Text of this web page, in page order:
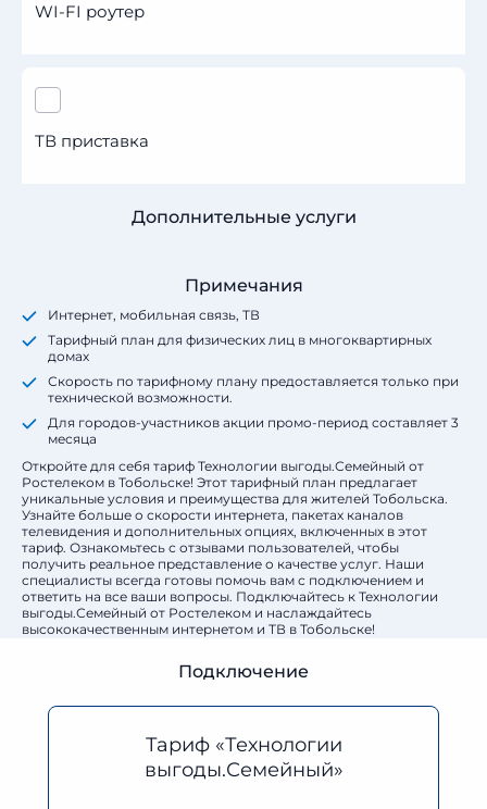
WI-FI роутер
ТВ приставка
Дополнительные услуги
Примечания
Интернет, мобильная связь, ТВ
Тарифный план для физических лиц в многоквартирных
домах
Скорость по тарифному плану предоставляется только при
технической возможности.
Для городов-участников акции промо-период составляет 3
месяца
Откройте для себя тариф Технологии выгоды.Семейный от
Ростелеком в Тобольске! Этот тарифный план предлагает
уникальные условия и преимущества для жителей Тобольска.
Узнайте больше о скорости интернета, пакетах каналов
телевидения и дополнительных опциях, включенных в этот
тариф. Ознакомьтесь с отзывами пользователей, чтобы
получить реальное представление о качестве услуг. Наши
специалисты всегда готовы помочь вам с подключением и
ответить на все ваши вопросы. Подключайтесь к Технологии
выгоды.Семейный от Ростелеком и наслаждайтесь
высококачественным интернетом и ТВ в Тобольске!
Подключение
Тариф «Технологии
выгоды.Семейный»